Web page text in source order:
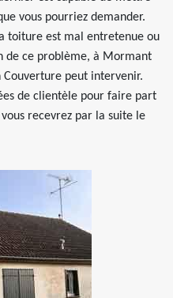
vous pourriez demander.
toiture est mal entretenue ou
de ce problème, à Mormant
Couverture peut intervenir.
de clientèle pour faire part
recevrez par la suite le